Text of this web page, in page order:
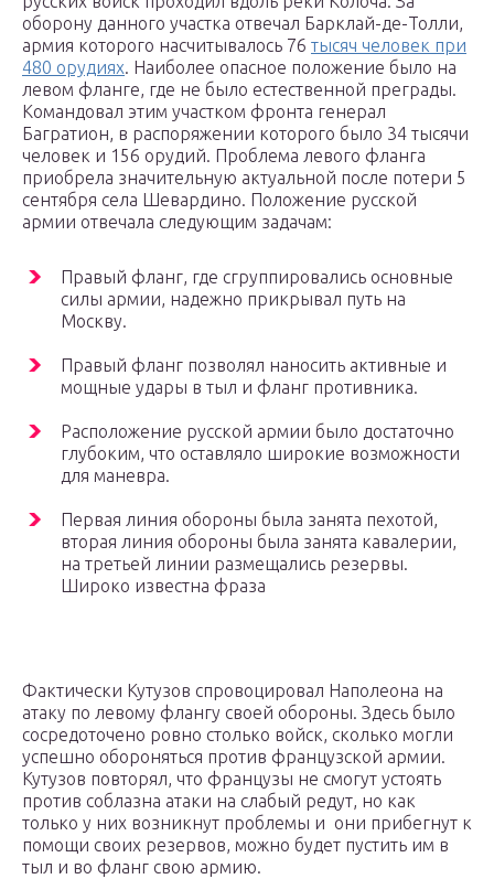
оборону данного участка отвечал Барклай-де-Толли,
армия которого насчитывалось 76 тысяч человек при
480 орудиях. Наиболее опасное положение было на
левом фланге, где не было естественной преграды.
Командовал этим участком фронта генерал
Багратион, в распоряжении которого было 34 тысячи
человек и 156 орудий. Проблема левого фланга
приобрела значительную актуальной после потери 5
сентября села Шевардино. Положение русской
армии отвечала следующим задачам:
Правый фланг, где сгруппировались основные
силы армии, надежно прикрывал путь на
Москву.
Правый фланг позволял наносить активные и
мощные удары в тыл и фланг противника.
Расположение русской армии было достаточно
глубоким, что оставляло широкие возможности
для маневра.
Первая линия обороны была занята пехотой,
вторая линия обороны была занята кавалерии,
на третьей линии размещались резервы.
Широко известна фраза
Фактически Кутузов спровоцировал Наполеона на
атаку по левому флангу своей обороны. Здесь было
сосредоточено ровно столько войск, сколько могли
успешно обороняться против французской армии.
Кутузов повторял, что французы не смогут устоять
против соблазна атаки на слабый редут, но как
только у них возникнут проблемы и они прибегнут к
помощи своих резервов, можно будет пустить им в
тыл и во фланг свою армию.